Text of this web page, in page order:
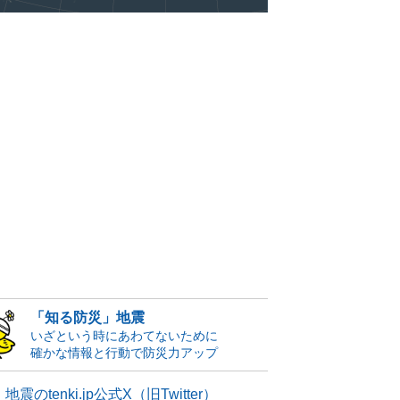
「知る防災」地震
いざという時にあわてないために
確かな情報と行動で防災力アップ
地震のtenki.jp公式X（旧Twitter）